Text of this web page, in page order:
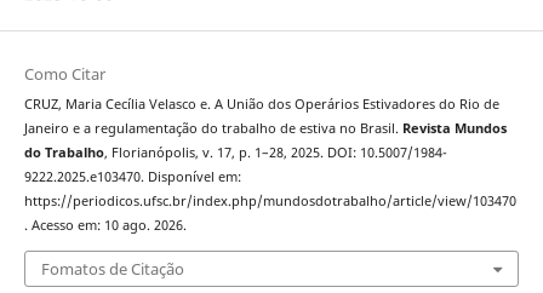
Como Citar
CRUZ, Maria Cecília Velasco e. A União dos Operários Estivadores do Rio de
Janeiro e a regulamentação do trabalho de estiva no Brasil. Revista Mundos
do Trabalho, Florianópolis, v. 17, p. 1–28, 2025. DOI: 10.5007/1984-
9222.2025.e103470. Disponível em:
https://periodicos.ufsc.br/index.php/mundosdotrabalho/article/view/103470
. Acesso em: 10 ago. 2026.
Fomatos de Citação